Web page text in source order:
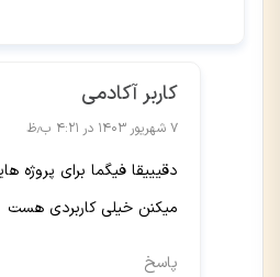
کاربر آکادمی
۷ شهریور ۱۴۰۳ در ۴:۲۱ ب٫ظ
دقیییقا فیگما برای پروژه
میکنن خیلی کاربردی هست
پاسخ